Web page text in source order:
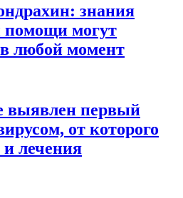
знания
помощи могут
любой момент
первый
от которого
лечения